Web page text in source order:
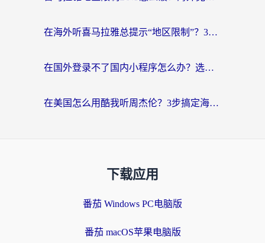
在海外听喜马拉雅总提示“地区限制”？3步轻松解除+听国内音乐全攻略
在国外登录不了国内小程序怎么办？选对回国加速器，轻松解锁国内资源
在美国怎么用酷我听周杰伦？3步搞定海外听歌难题
下载应用
番茄 Windows PC电脑版
番茄 macOS苹果电脑版